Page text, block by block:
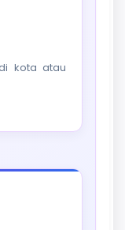
kota atau